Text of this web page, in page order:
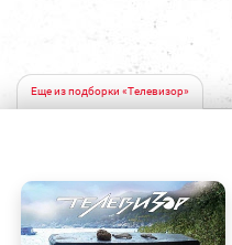
Еще из подборки «Телевизор»